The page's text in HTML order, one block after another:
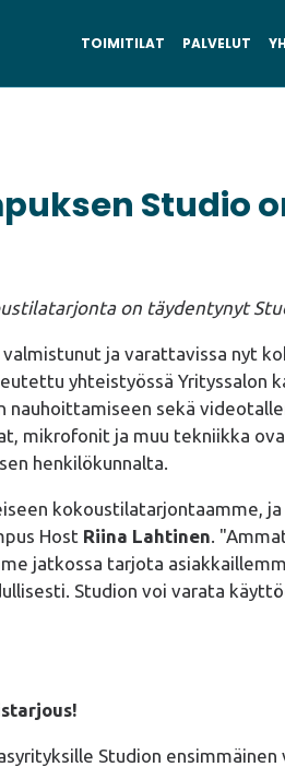
TOIMITILAT PALVELUT
Studio
on täydentynyt
valmistunut ja varattavissa nyt
yhteistyössä Yrityssalon
nauhoittamiseen sekä
mikrofonit ja muu tekniikka
henkilökunnalta.
kokoustilatarjontaamme,
Host Riina Lahtinen .
jatkossa tarjota
Studion voi varata
Studion